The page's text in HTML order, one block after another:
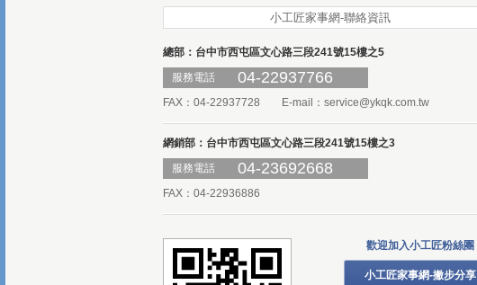
小工匠家事網-聯絡資訊
總部：台中市西屯區文心路三段241號15樓之5
服務電話
04-22937766
FAX：04-22937728 E-mail： service@ykqk.com.tw
網銷部：台中市西屯區文心路三段241號15樓之3
服務電話
04-23692668
FAX：04-22936886
歡迎加入小工匠粉絲團
小工匠家事網-撇步分享